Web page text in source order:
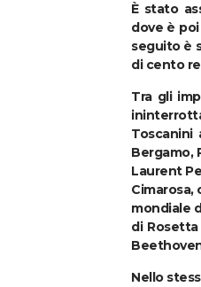
È stato
dove è
seguito è
di cento
Tra gli
Toscanini
Bergamo,
Laurent
Cimarosa,
mondiale
di
Nello